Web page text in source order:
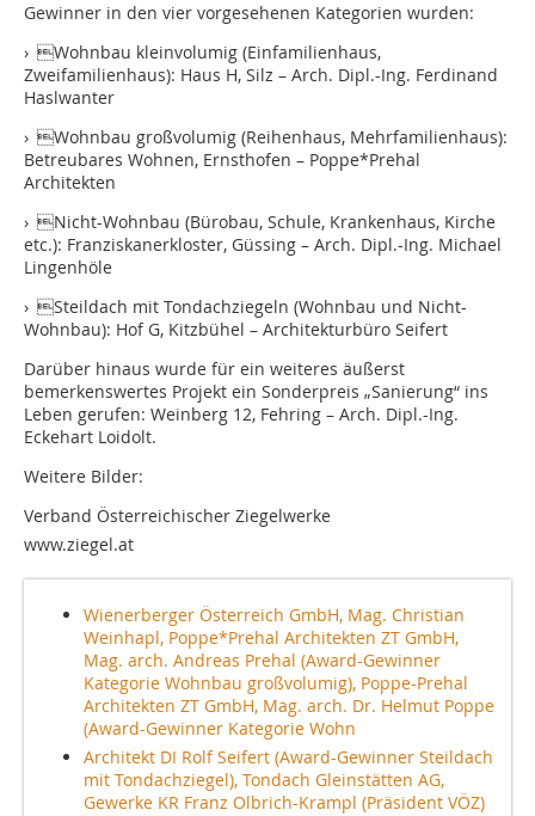
Gewinner in den vier vorgesehenen Kategorien wurden:
› Wohnbau kleinvolumig (Einfamilienhaus,
Zweifamilienhaus): Haus H, Silz – Arch. Dipl.-Ing. Ferdinand
Haslwanter
› Wohnbau großvolumig (Reihenhaus, Mehrfamilienhaus):
Betreubares Wohnen, Ernsthofen – Poppe*Prehal
Architekten
› Nicht-Wohnbau (Bürobau, Schule, Krankenhaus, Kirche
etc.): Franziskanerkloster, Güssing – Arch. Dipl.-Ing. Michael
Lingenhöle
› Steildach mit Tondachziegeln (Wohnbau und Nicht-
Wohnbau): Hof G, Kitzbühel – Architekturbüro Seifert
Darüber hinaus wurde für ein weiteres äußerst
bemerkenswertes Projekt ein Sonderpreis „Sanierung“ ins
Leben gerufen: Weinberg 12, ­Fehring – Arch. Dipl.-Ing.
Eckehart Loidolt.
Weitere Bilder:
Verband Österreichischer Ziegelwerke
www.ziegel.at
Wienerberger Österreich GmbH, Mag. Christian
Weinhapl, Poppe*Prehal Architekten ZT GmbH,
Mag. arch. Andreas Prehal (Award-Gewinner
Kategorie Wohnbau großvolumig), Poppe-Prehal
Architekten ZT GmbH, Mag. arch. Dr. Helmut Poppe
(Award-Gewinner Kategorie Wohn
Architekt DI Rolf Seifert (Award-Gewinner Steildach
mit Tondachziegel), Tondach Gleinstätten AG,
Gewerke KR Franz Olbrich-Krampl (Präsident VÖZ)